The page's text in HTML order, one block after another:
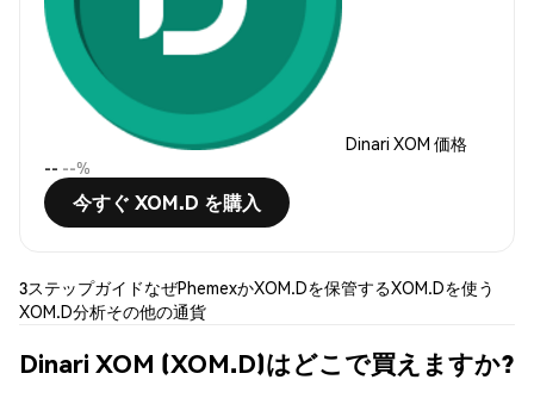
Dinari XOM 価格
-- --%
今すぐ XOM.D を購入
3ステップガイドなぜPhemexかXOM.Dを保管するXOM.Dを使う
XOM.D分析その他の通貨
Dinari XOM (XOM.D)はどこで買えますか?